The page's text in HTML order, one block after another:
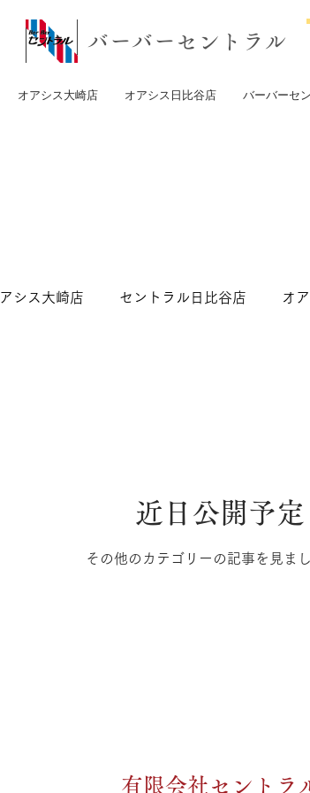
​バーバーセントラル
オアシス大崎店 オアシス日比谷店 バーバーセ
シス大崎店 セントラル日比谷店 オ
近日公開予定
その他のカテゴリーの記事を見まし
有限会社セントラ